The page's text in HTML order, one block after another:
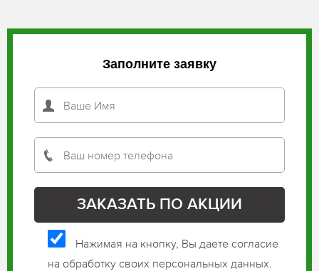
Заполните заявку
Нажимая на кнопку, Вы даете согласие
на обработку своих персональных данных.